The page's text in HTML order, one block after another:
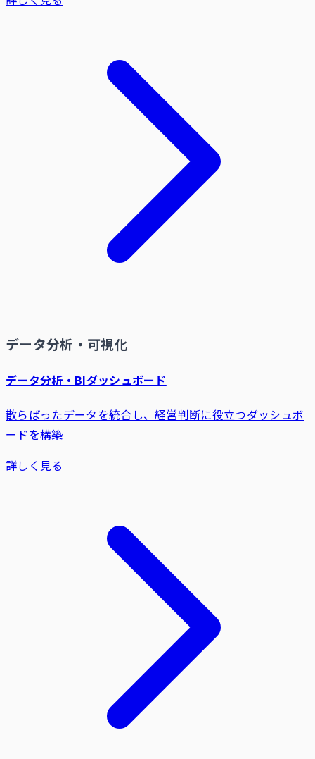
データ分析・可視化
データ分析・BIダッシュボード
散らばったデータを統合し、経営判断に役立つダッシュボ
ードを構築
詳しく見る